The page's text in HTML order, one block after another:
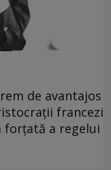
de avantajos
francezi
forțată a regelui